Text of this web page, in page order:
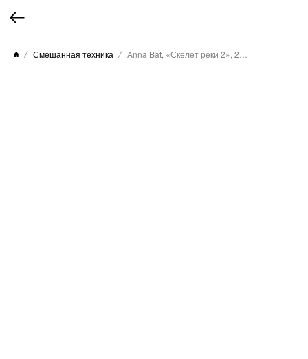
Смешанная техника